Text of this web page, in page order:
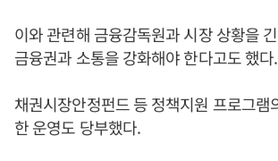
이와 관련해 금융감독원과 시장 상황을
금융권과 소통을 강화해야 한다고도 했다.
채권시장안정펀드 등 정책지원 프로그램
한 운영도 당부했다.